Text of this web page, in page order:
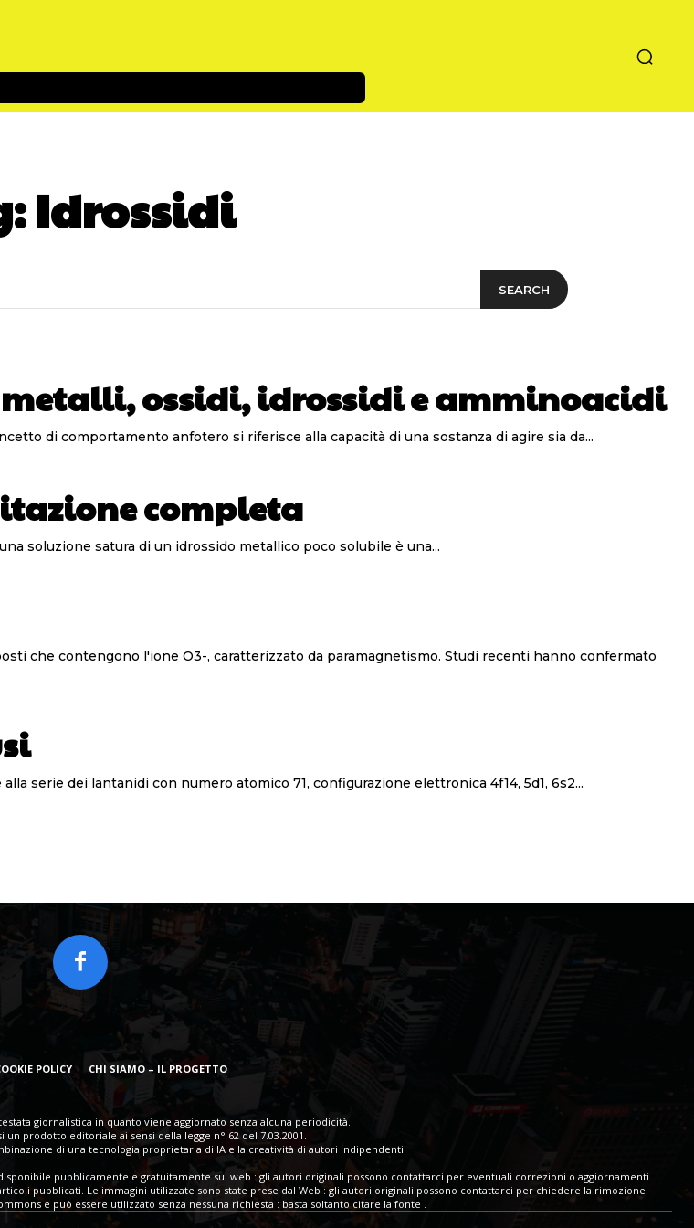
Idrossidi
SEARCH
ossidi, idrossidi e amminoacidi
idrossidi e amminoacidi con comportamento anfotero Il concetto di comportamento anfotero si riferisce alla capacità di una sostanza di agire sia da...
completa
soluzione satura di un idrossido metallico poco solubile è una...
**Il lutezio: caratteristiche e utilizzo** Il lutezio è l’elemento appartenente alla serie dei lantanidi con numero atomico 71, configurazione elettronica 4f14, 5d1, 6s2...
POLICY CHI SIAMO – IL PROGETTO
giornalistica in quanto viene aggiornato senza alcuna periodicità.
prodotto editoriale ai sensi della legge n° 62 del 7.03.2001.
di una tecnologia proprietaria di IA e la creatività di autori indipendenti.
pubblicamente e gratuitamente sul web : gli autori originali possono contattarci per eventuali correzioni o aggiornamenti.
pubblicati. Le immagini utilizzate sono state prese dal Web : gli autori originali possono contattarci per chiedere la rimozione.
e può essere utilizzato senza nessuna richiesta : basta soltanto citare la fonte .